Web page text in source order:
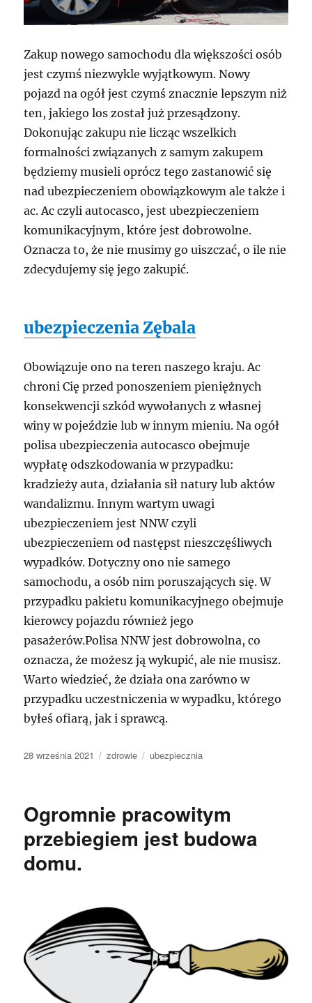
Zakup nowego samochodu dla większości osób
jest czymś niezwykle wyjątkowym. Nowy
pojazd na ogół jest czymś znacznie lepszym niż
ten, jakiego los został już przesądzony.
Dokonując zakupu nie licząc wszelkich
formalności związanych z samym zakupem
będziemy musieli oprócz tego zastanowić się
nad ubezpieczeniem obowiązkowym ale także i
ac. Ac czyli autocasco, jest ubezpieczeniem
komunikacyjnym, które jest dobrowolne.
Oznacza to, że nie musimy go uiszczać, o ile nie
zdecydujemy się jego zakupić.
ubezpieczenia Zębala
Obowiązuje ono na teren naszego kraju. Ac
chroni Cię przed ponoszeniem pieniężnych
konsekwencji szkód wywołanych z własnej
winy w pojeździe lub w innym mieniu. Na ogół
polisa ubezpieczenia autocasco obejmuje
wypłatę odszkodowania w przypadku:
kradzieży auta, działania sił natury lub aktów
wandalizmu. Innym wartym uwagi
ubezpieczeniem jest NNW czyli
ubezpieczeniem od następst nieszczęśliwych
wypadków. Dotyczny ono nie samego
samochodu, a osób nim poruszających się. W
przypadku pakietu komunikacyjnego obejmuje
kierowcy pojazdu również jego
pasażerów.Polisa NNW jest dobrowolna, co
oznacza, że możesz ją wykupić, ale nie musisz.
Warto wiedzieć, że działa ona zarówno w
przypadku uczestniczenia w wypadku, którego
byłeś ofiarą, jak i sprawcą.
Data
28 września 2021 Kategorie
zdrowie Tagi
ubezpiecznia
Ogromnie pracowitym
przebiegiem jest budowa
domu.